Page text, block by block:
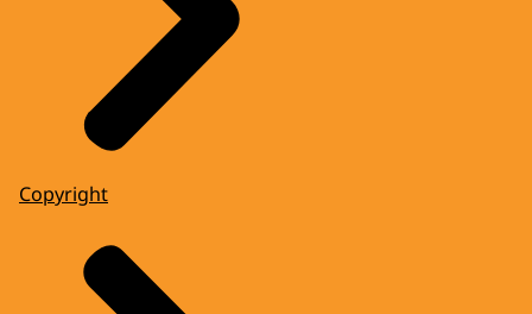
Copyright